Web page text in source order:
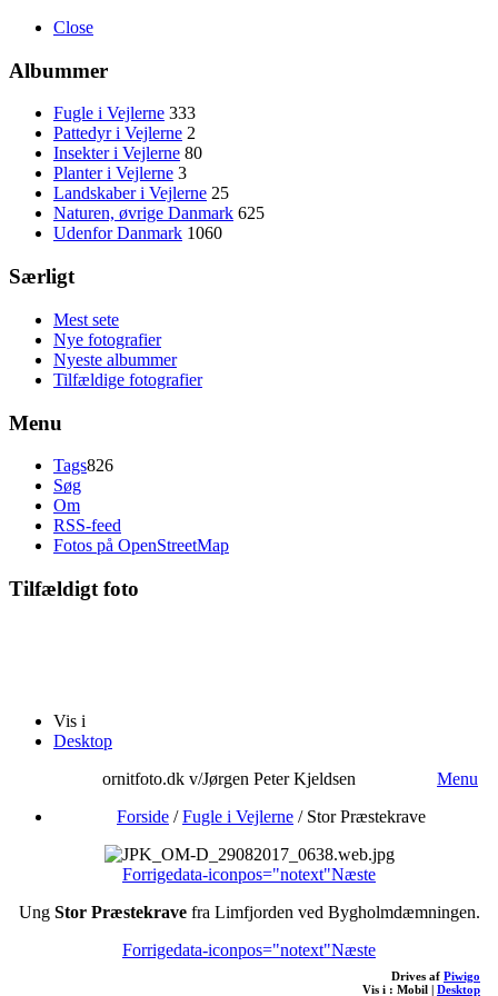
Close
Albummer
Fugle i Vejlerne 333
Pattedyr i Vejlerne 2
Insekter i Vejlerne 80
Planter i Vejlerne 3
Landskaber i Vejlerne 25
Naturen, øvrige Danmark 625
Udenfor Danmark 1060
Særligt
Mest sete
Nye fotografier
Nyeste albummer
Tilfældige fotografier
Menu
Tags826
Søg
Om
RSS-feed
Fotos på OpenStreetMap
Tilfældigt foto
Vis i
Desktop
ornitfoto.dk v/Jørgen Peter Kjeldsen
Menu
Forside /Fugle i Vejlerne / Stor Præstekrave
Forrigedata-iconpos="notext"Næste
Ung Stor Præstekravefra Limfjorden ved Bygholmdæmningen.
Forrigedata-iconpos="notext"Næste
Drives af Piwigo
Vis i : Mobil | Desktop